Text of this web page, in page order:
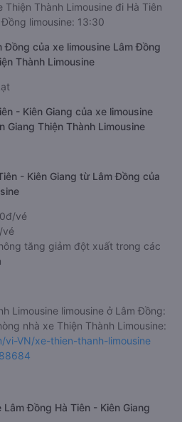
Thành Limousine đi Hà Tiên
limousine: 13:30
của xe limousine Lâm Đồng
Thành Limousine
- Kiên Giang của xe limousine
Giang Thiện Thành Limousine
- Kiên Giang từ Lâm Đồng của
vé
vé
tăng giảm đột xuất trong các
Limousine limousine ở Lâm Đồng:
nhà xe Thiện Thành Limousine:
vi-VN/xe-thien-thanh-limousine
Đồng Hà Tiên - Kiên Giang